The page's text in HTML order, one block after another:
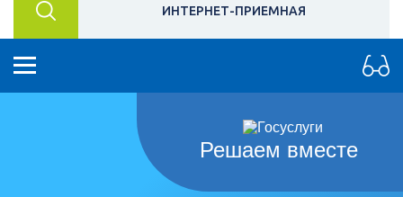
ИНТЕРНЕТ-ПРИЕМНАЯ
Решаем вместе